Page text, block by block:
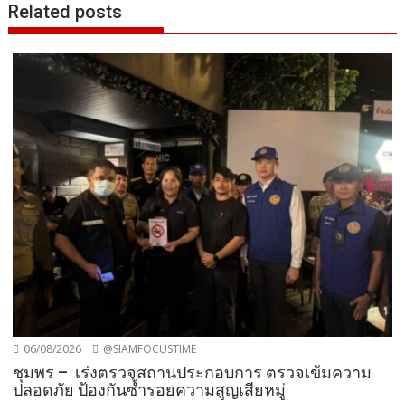
Related posts
06/08/2026 @SIAMFOCUSTIME
ชุมพร – เร่งตรวจสถานประกอบการ ตรวจเข้มความ
ปลอดภัย ป้องกันซ้ำรอยความสูญเสียหมู่